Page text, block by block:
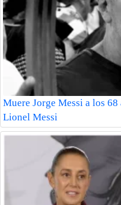
Muere Jorge Messi a los 68
Lionel Messi